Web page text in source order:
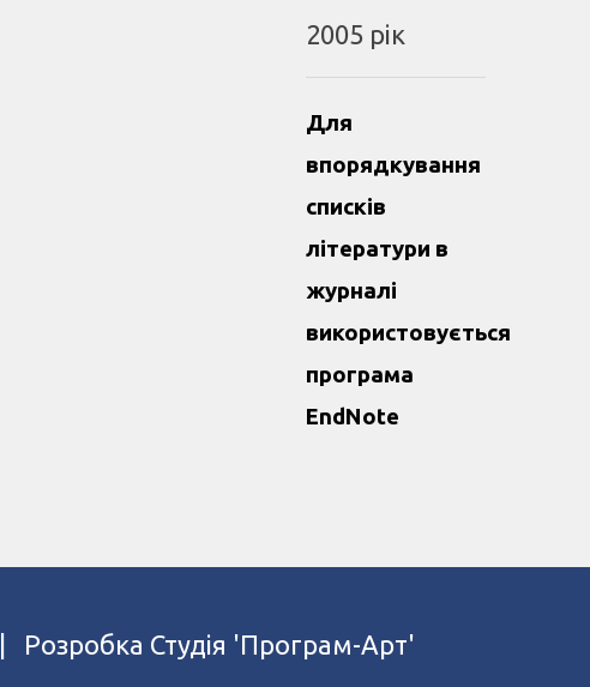
2005 рік
Для
впорядкування
списків
літератури в
журналі
використовується
програма
EndNote
| Розробка Студія 'Програм-Арт'